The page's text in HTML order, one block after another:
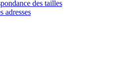
des tailles
adresses